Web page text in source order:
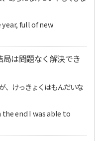
full of new
は問題なく解決でき
、けっきょくはもんだいな
end I was able to